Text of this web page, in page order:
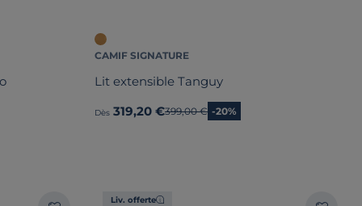
CAMIF SIGNATURE
Lit extensible Tanguy
Dès 319,20 €Ancien prix
399,00 € -20%
Liv. offerte